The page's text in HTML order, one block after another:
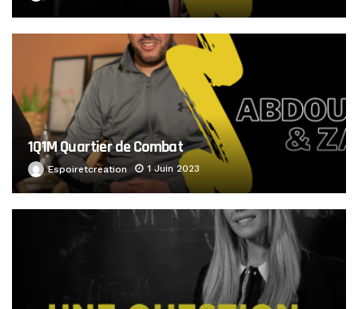
1Q1M Quartier de Combat
Espoiretcreation 1 Juin 2023